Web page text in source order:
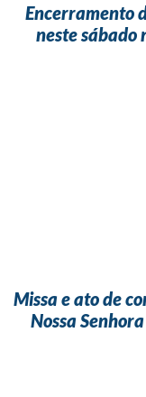
Encerramento
neste sábado
Missa e ato de
Nossa